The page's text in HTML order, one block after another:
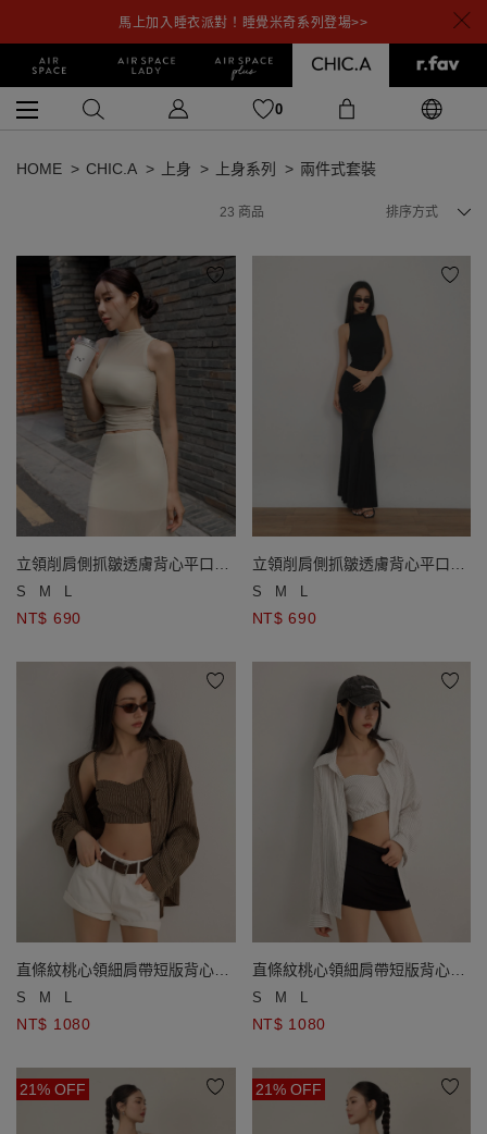
馬上加入睡衣派對！睡覺米奇系列登場>>
0
HOME CHIC.A 上身 上身系列 兩件式套裝
23 商品 排序方式
立領削肩側抓皺透膚背心平口小
可愛套裝
S M L
NT$ 690
立領削肩側抓皺透膚背心平口小
可愛套裝
S M L
NT$ 690
直條紋桃心領細肩帶短版背心長
袖寬版襯衫套裝
S M L
NT$ 1080
直條紋桃心領細肩帶短版背心長
袖寬版襯衫套裝
S M L
NT$ 1080
21% OFF 21% OFF